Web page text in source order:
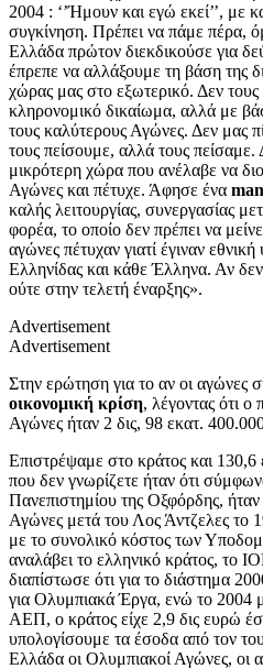
2004 : ‘’Ήμουν και εγώ εκεί’’, με
συγκίνηση. Πρέπει να πάμε πέρα,
Ελλάδα πρώτον διεκδικούσε για
έπρεπε να αλλάξουμε τη βάση της
χώρας μας στο εξωτερικό. Δεν
κληρονομικό δικαίωμα, αλλά με
τους καλύτερους Αγώνες. Δεν μας
τους πείσουμε, αλλά τους
μικρότερη χώρα που ανέλαβε να
Αγώνες και πέτυχε. Άφησε ένα
καλής λειτουργίας, συνεργασίας
φορέα, το οποίο δεν πρέπει να
αγώνες πέτυχαν γιατί έγιναν
Ελληνίδας και κάθε Έλληνα. Αν
ούτε στην τελετή έναρξης».
Advertisement
Advertisement
Στην ερώτηση για το αν οι αγώνες
οικονομική κρίση, λέγοντας ότι ο
Αγώνες ήταν 2 δις, 98 εκατ.
Επιστρέψαμε στο κράτος και
που δεν γνωρίζετε ήταν ότι
Πανεπιστημίου της Οξφόρδης, ήταν
Αγώνες μετά του Λος Άντζελες το
με το συνολικό κόστος των
αναλάβει το ελληνικό κράτος, το
διαπίστωσε ότι για το διάστημα
για Ολυμπιακά Έργα, ενώ το 2004
ΑΕΠ, ο κράτος είχε 2,9 δις ευρώ
υπολογίσουμε τα έσοδα από τον
Ελλάδα οι Ολυμπιακοί Αγώνες, οι